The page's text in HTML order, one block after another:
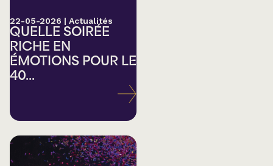
22-05-2026 | Actualités
QUELLE SOIRÉE
RICHE EN
ÉMOTIONS POUR LE
40...